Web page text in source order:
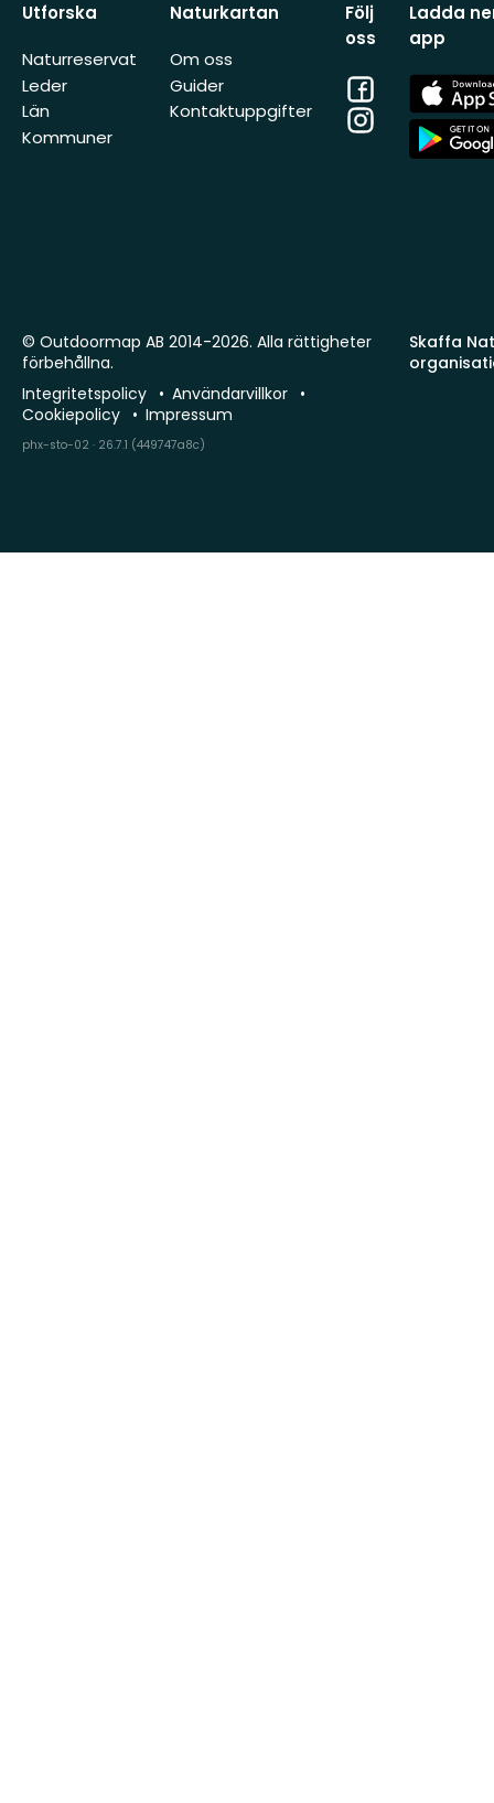
Utforska
Naturreservat
Leder
Län
Kommuner
Naturkartan
Om oss
Guider
Kontaktuppgifter
Följ
oss
Facebook
Instagram
Ladda
app
App
Store
App
Store
Skaffa
© Outdoormap AB 2014-2026. Alla rättigheter
förbehållna.
Integritetspolicy
Användarvillkor
Cookiepolicy
Impressum
phx-sto-02 · 26.7.1 (449747a8c)